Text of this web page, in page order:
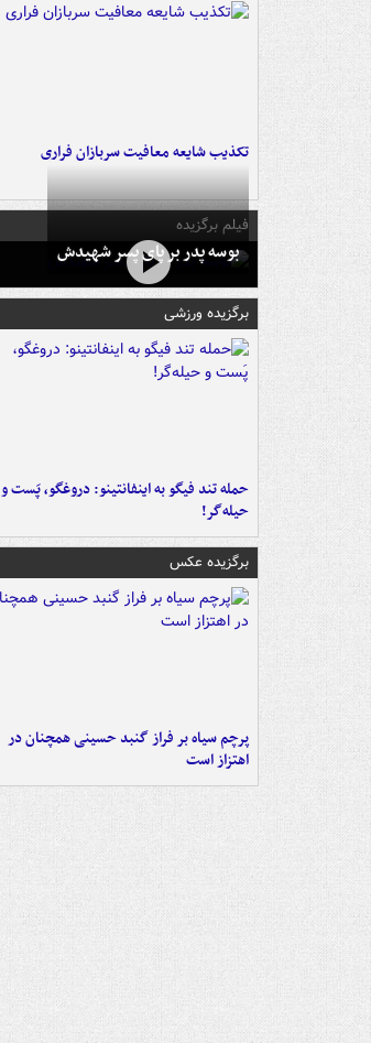
تکذیب شایعه معافیت سربازان فراری
فیلم برگزیده
بوسه‌ پدر بر پای پسر شهیدش
برگزیده ورزشی
حمله تند فیگو به اینفانتینو: دروغگو، پَست‌ و
حیله‌گر!
برگزیده عکس
پرچم سیاه بر فراز گنبد حسینی همچنان در
اهتزاز است